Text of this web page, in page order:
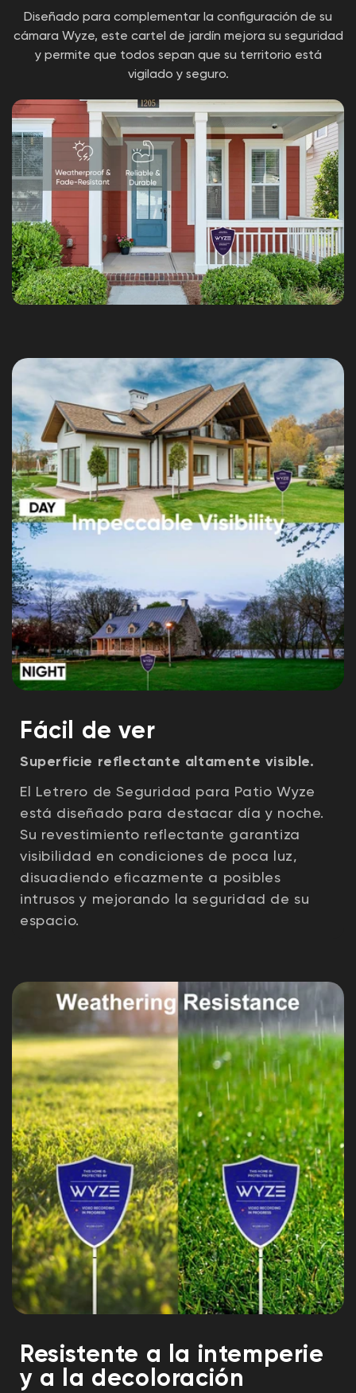
(ancho) x 16" (largo)
Poste de metal: 14"(L)
Diseñado para complementar la configuración de su
cámara Wyze, este cartel de jardín mejora su seguridad
y permite que todos sepan que su territorio está
vigilado y seguro.
Fácil de ver
Superficie reflectante altamente visible.
El Letrero de Seguridad para Patio Wyze
está diseñado para destacar día y noche.
Su revestimiento reflectante garantiza
visibilidad en condiciones de poca luz,
disuadiendo eficazmente a posibles
intrusos y mejorando la seguridad de su
espacio.
Resistente a la intemperie
y a la decoloración